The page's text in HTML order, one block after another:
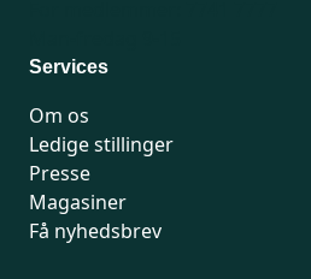
Services
Om os
Ledige stillinger
Presse
Magasiner
Få nyhedsbrev